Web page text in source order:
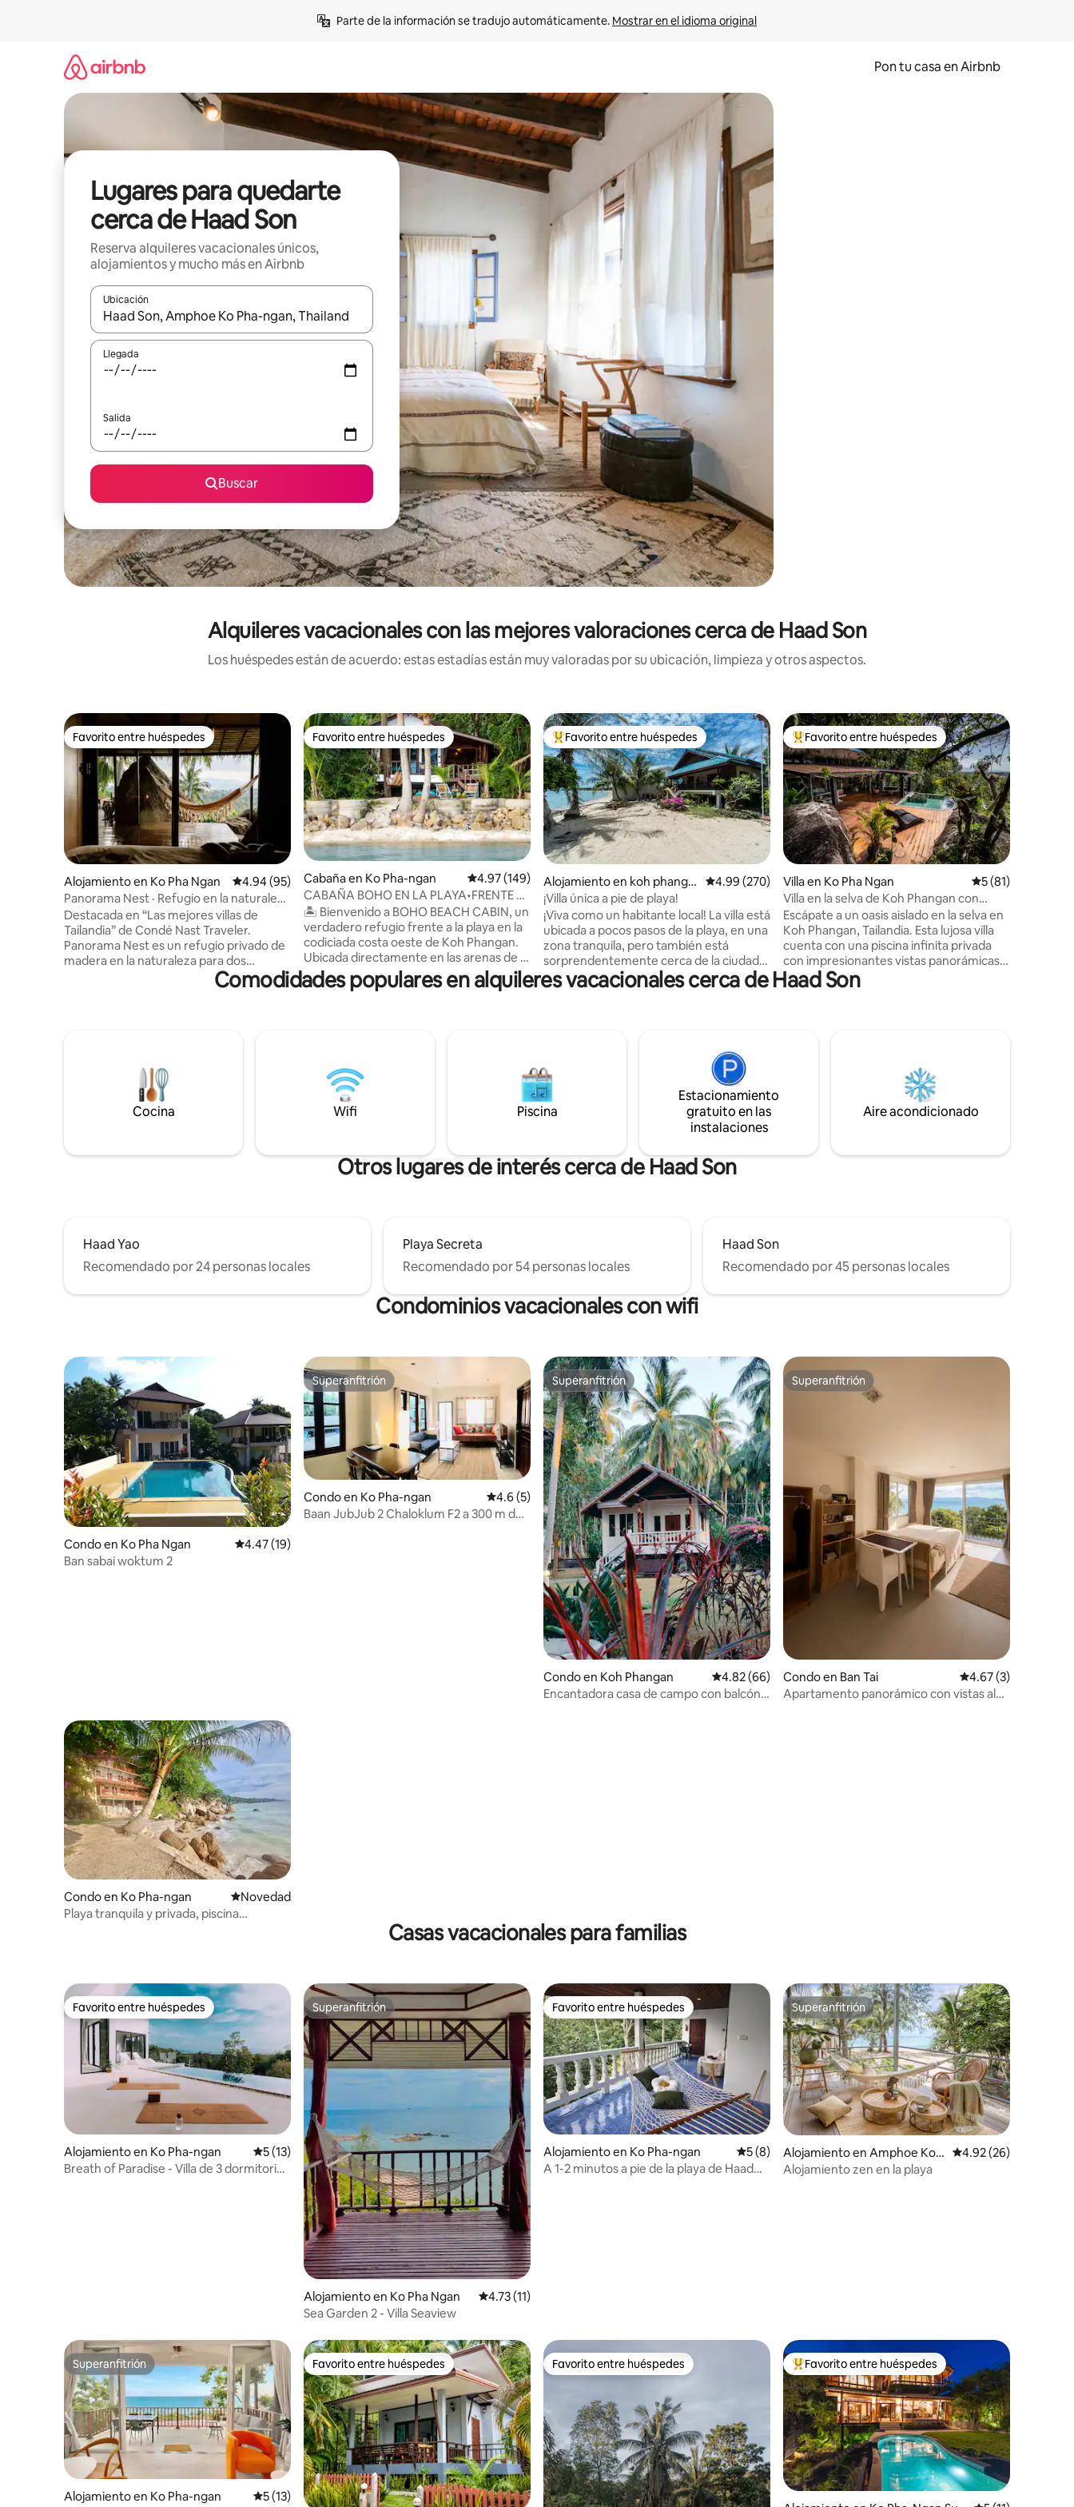
Parte de la información se tradujo automáticamente. Mostrar en el idioma original
Pon tu casa en Airbnb
Lugares para quedarte
cerca de Haad Son
Reserva alquileres vacacionales únicos,
alojamientos y mucho más en Airbnb
Ubicación
Cuando los resultados estén disponibles, navega con las teclas de flecha hacia arriba y hacia abajo o explora con el tacto o desliza el dedo.
Llegada
Salida
Buscar
Alquileres vacacionales con las mejores valoraciones cerca de Haad Son
Los huéspedes están de acuerdo: estas estadías están muy valoradas por su ubicación, limpieza y otros aspectos.
Favorito entre huéspedes
Favorito entre huéspedes
Alojamiento en Ko Pha Ngan Calificación promedio: 4.94 de 5, 95 reseñas
4.94 (95)
Panorama Nest · Refugio en la naturaleza
con vista al mar y aire acondicionado
Destacada en “Las mejores villas de
Tailandia” de Condé Nast Traveler.
Panorama Nest es un refugio privado de
madera en la naturaleza para dos
personas, rodeado de vegetación
tropical con vistas panorámicas al mar y a
Ducha de efecto lluvia y artículos de
tocador ecológicos 🍳 Cocina totalmente
equipada. 🪴 Terraza abierta y sala de
a la isla.
Favorito entre huéspedes
Favorito entre huéspedes
Cabaña en Ko Pha-ngan Calificación promedio: 4.97 de 5, 149 reseñas
4.97 (149)
CABAÑA BOHO EN LA PLAYA•FRENTE A
LA PLAYA•Hin Kong•VISTAS AL
ATARDECER•
🏝️ Bienvenido a BOHO BEACH CABIN, un
verdadero refugio frente a la playa en la
codiciada costa oeste de Koh Phangan.
Ubicada directamente en las arenas de la
bahía de Hin Kong, esta encantadora
casa tropical de playa te invita a
restaurantes y bares de playa, es el lugar
perfecto para bajar el ritmo, reconectar
y experimentar el relajado estilo de vida
Favorito entre huéspedes preferido
Favorito entre huéspedes
Alojamiento en koh phanga
n
Calificación promedio: 4.99 de 5, 270 reseñas
4.99 (270)
¡Villa única a pie de playa!
¡Viva como un habitante local! La villa está
ubicada a pocos pasos de la playa, en una
zona tranquila, pero también está
sorprendentemente cerca de la ciudad,
de los restaurantes y de la vida nocturna.
Ofrecemos servicio de limpieza diario y la
laguna, a las islas de Koh Samui y al
parque nacional de Ang Thong.
«Atención: es posible que haya ruido
alrededor de la villa todos los días de
10:00 a. m. a 5:00 p. m., hasta principios
Favorito entre huéspedes preferido
Favorito entre huéspedes
Villa en Ko Pha Ngan Calificación
5 (81)
Villa en la selva de Koh Phangan con
piscina infinita y vistas al mar
Escápate a un oasis aislado en la selva en
Koh Phangan, Tailandia. Esta lujosa villa
cuenta con una piscina infinita privada
con impresionantes vistas panorámicas
al mar, un espacioso dormitorio king y
una sala de estar de planta abierta con
playas vírgenes, senderos naturales y
una vibrante cultura local. Reserva ahora
y disfruta de una experiencia tropical
Comodidades populares en alquileres vacacionales cerca de Haad Son
Cocina Wifi Piscina
Estacionamiento
gratuito en las
instalaciones
Aire acondicionado
Otros lugares de interés cerca de Haad Son
Haad Yao
Recomendado por 24 personas locales
Playa Secreta
Recomendado por 54 personas locales
Haad Son
Recomendado por 45 personas locales
Condominios vacacionales con wifi
Condo en Ko Pha Ngan Calificación promedio: 4.47 de 5, 19 reseñas
4.47 (19)
Ban sabai woktum 2
Superanfitrión
Superanfitrión
Condo en Ko Pha-ngan Calificación promedio: 4.6 de 5, 5 reseñas
4.6 (5)
Baan JubJub 2 Chaloklum F2 a 300 m de
Superanfitrión
Superanfitrión
Condo en Koh Phangan Calificación promedio: 4.82 de 5, 66 reseñas
4.82 (66)
Encantadora casa de campo con balcón
Superanfitrión
Superanfitrión
Condo en Ban Tai Calificación
4.67 (3)
Apartamento panorámico con vistas al
Condo en Ko Pha-ngan Lugar para hospedarse
Novedad
Playa tranquila y privada, piscina
Casas vacacionales para familias
Favorito entre huéspedes
Favorito entre huéspedes
Alojamiento en Ko Pha-ngan Calificación promedio: 5 de 5, 13 reseñas
5 (13)
Breath of Paradise - Villa de 3 dormitorios
Superanfitrión
Superanfitrión
Alojamiento en Ko Pha Ngan Calificación promedio: 4.73 de 5, 11 reseñas
4.73 (11)
Sea Garden 2 - Villa Seaview
Favorito entre huéspedes
Favorito entre huéspedes
Alojamiento en Ko Pha-ngan Calificación promedio: 5 de 5, 8 reseñas
5 (8)
A 1-2 minutos a pie de la playa de Haad
Superanfitrión
Superanfitrión
Alojamiento en Amphoe Ko P
ha-ngan
Calificación
4.92 (26)
Alojamiento zen en la playa
Superanfitrión
Superanfitrión
Alojamiento en Ko Pha-ngan Calificación promedio: 5 de 5, 13 reseñas
5 (13)
Favorito entre huéspedes
Favorito entre huéspedes Favorito entre huéspedes
Favorito entre huéspedes Favorito entre huéspedes preferido
Favorito entre huéspedes